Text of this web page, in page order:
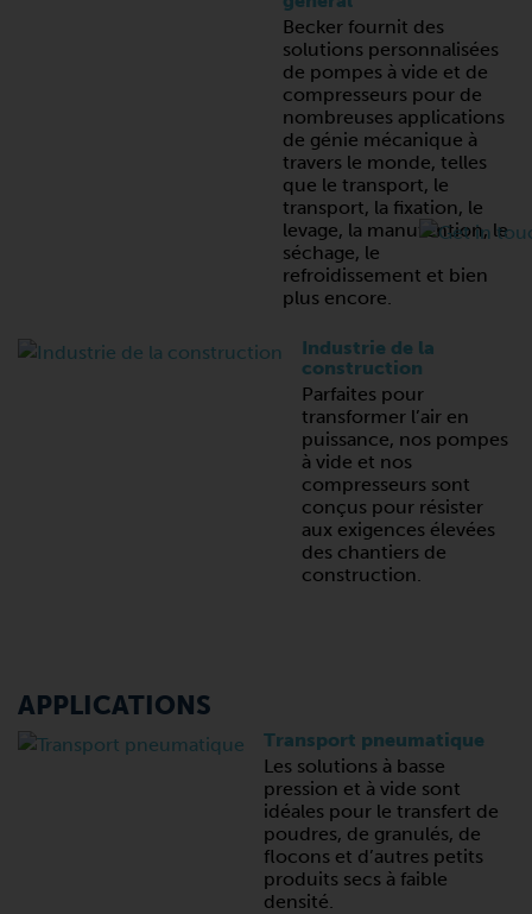
Becker fournit des
solutions personnalisées
de pompes à vide et de
compresseurs pour de
nombreuses applications
de génie mécanique à
travers le monde, telles
que le transport, le
transport, la fixation, le
levage, la manutention, le
séchage, le
refroidissement et bien
plus encore.
Industrie de la
construction
Parfaites pour
transformer l’air en
puissance, nos pompes
à vide et nos
compresseurs sont
conçus pour résister
aux exigences élevées
des chantiers de
construction.
APPLICATIONS
Transport pneumatique
Les solutions à basse
pression et à vide sont
idéales pour le transfert de
poudres, de granulés, de
flocons et d’autres petits
produits secs à faible
densité.